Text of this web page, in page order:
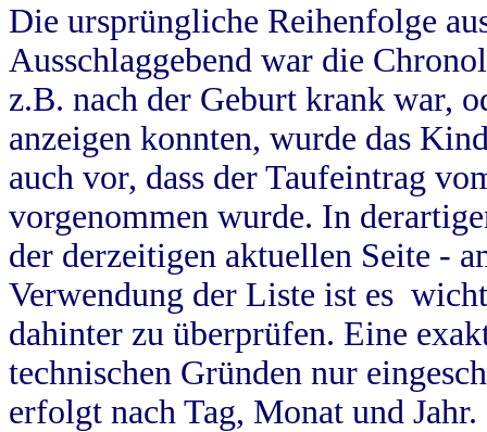
Die ursprüngliche Reihenfolge
Ausschlaggebend war die
z.B. nach der Geburt krank war,
anzeigen konnten, wurde das
auch vor, dass der Taufeintrag
vorgenommen wurde. In
der derzeitigen aktuellen Seite -
Verwendung der Liste ist es
dahinter zu überprüfen. Eine
technischen Gründen nur
erfolgt nach Tag, Monat und Jahr.